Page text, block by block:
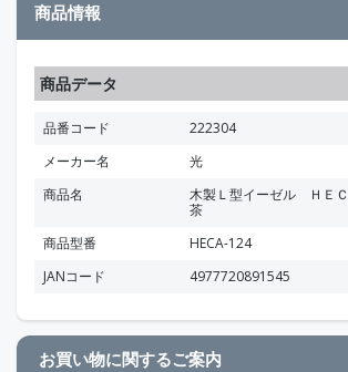
商品情報
商品データ
品番コード
222304
メーカー名
光
商品名
木製Ｌ型イーゼル ＨＥ
茶
商品型番
HECA-124
JANコード
4977720891545
お買い物に関するご案内